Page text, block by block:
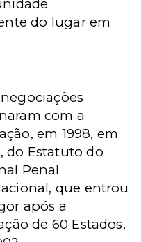
do lugar em
negociações
com a
em 1998, em
do Estatuto do
Penal
que entrou
após a
de 60 Estados,